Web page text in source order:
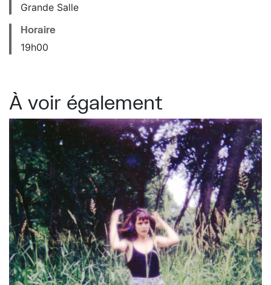
Grande Salle
Horaire
19h00
À voir également